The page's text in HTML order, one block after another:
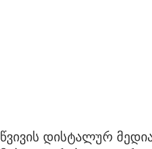
წვივის დისტალურ